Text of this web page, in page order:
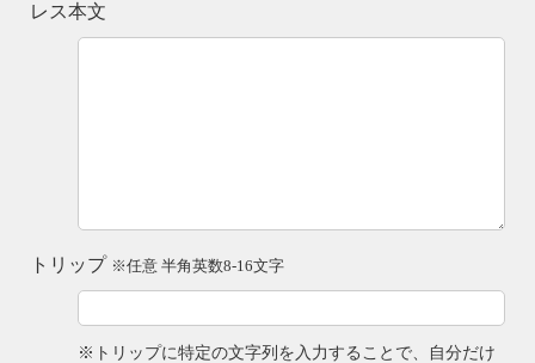
レス本文
トリップ ※任意 半角英数8-16文字
※トリップに特定の文字列を入力することで、自分だけ